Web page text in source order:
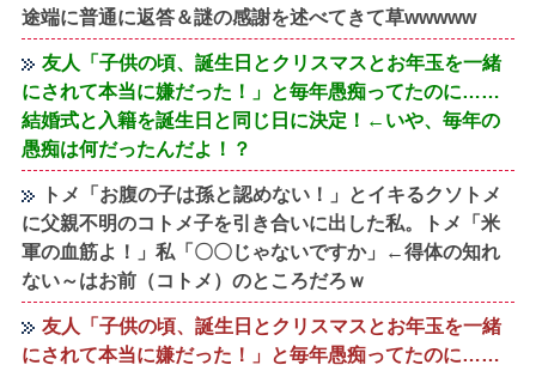
途端に普通に返答＆謎の感謝を述べてきて草wwwww
友人「子供の頃、誕生日とクリスマスとお年玉を一緒
にされて本当に嫌だった！」と毎年愚痴ってたのに……
結婚式と入籍を誕生日と同じ日に決定！←いや、毎年の
愚痴は何だったんだよ！？
トメ「お腹の子は孫と認めない！」とイキるクソトメ
に父親不明のコトメ子を引き合いに出した私。トメ「米
軍の血筋よ！」私「〇〇じゃないですか」←得体の知れ
ない～はお前（コトメ）のところだろｗ
友人「子供の頃、誕生日とクリスマスとお年玉を一緒
にされて本当に嫌だった！」と毎年愚痴ってたのに……